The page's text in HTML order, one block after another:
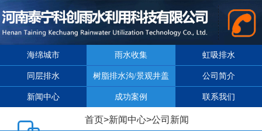
海绵城市 雨水收集 虹吸排水
同层排水 树脂排水沟/景观井盖 公司简介
新闻中心 成功案例 联系我们
首页>新闻中心>公司新闻